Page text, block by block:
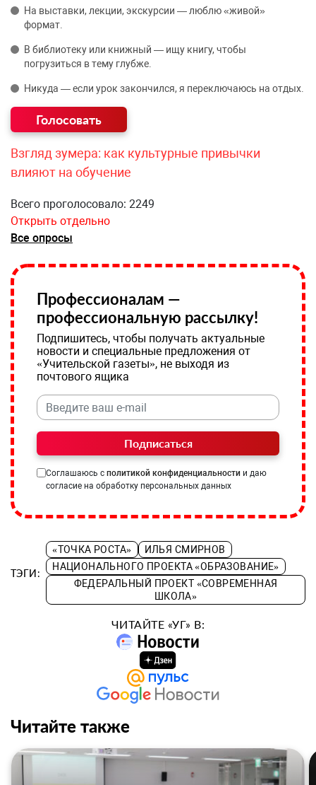
На выставки, лекции, экскурсии — люблю «живой»
формат.
В библиотеку или книжный — ищу книгу, чтобы
погрузиться в тему глубже.
Никуда — если урок закончился, я переключаюсь на отдых.
Взгляд зумера: как культурные привычки
влияют на обучение
Всего проголосовало: 2249
Открыть отдельно
Все опросы
Профессионалам —
профессиональную рассылку!
Подпишитесь, чтобы получать актуальные
новости и специальные предложения от
«Учительской газеты», не выходя из
почтового ящика
Подписаться
Соглашаюсь с политикой конфиденциальности и даю
согласие на обработку персональных данных
ТЭГИ:
«ТОЧКА РОСТА»
ИЛЬЯ СМИРНОВ
НАЦИОНАЛЬНОГО ПРОЕКТА «ОБРАЗОВАНИЕ»
ФЕДЕРАЛЬНЫЙ ПРОЕКТ «СОВРЕМЕННАЯ
ШКОЛА»
ЧИТАЙТЕ «УГ» В:
Читайте также